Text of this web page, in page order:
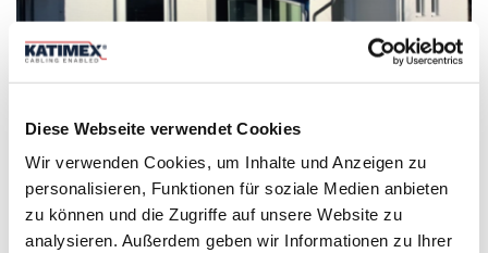
Diese Webseite verwendet Cookies
Wir verwenden Cookies, um Inhalte und Anzeigen zu
personalisieren, Funktionen für soziale Medien anbieten
zu können und die Zugriffe auf unsere Website zu
analysieren. Außerdem geben wir Informationen zu Ihrer